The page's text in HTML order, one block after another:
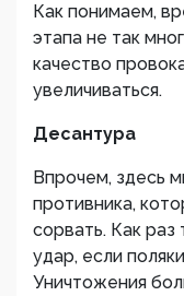
Как понимаем,
этапа не так
качество
увеличиваться.
Десантура
Впрочем, здесь
противника,
сорвать. Как
удар, если
Уничтожения